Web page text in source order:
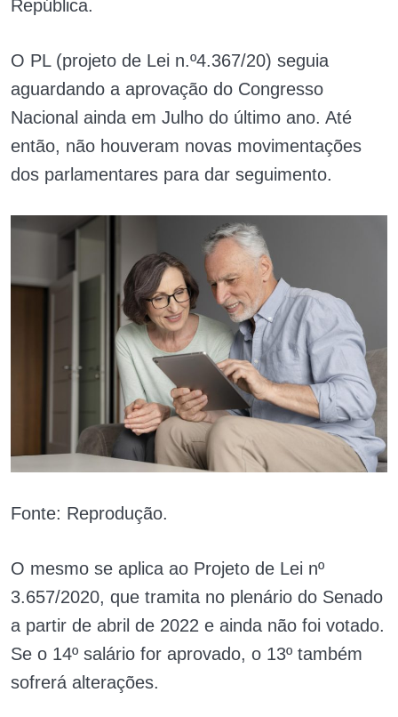
República.
O PL (projeto de Lei n.º4.367/20) seguia
aguardando a aprovação do Congresso
Nacional ainda em Julho do último ano. Até
então, não houveram novas movimentações
dos parlamentares para dar seguimento.
Fonte: Reprodução.
O mesmo se aplica ao Projeto de Lei nº
3.657/2020, que tramita no plenário do Senado
a partir de abril de 2022 e ainda não foi votado.
Se o 14º salário for aprovado, o 13º também
sofrerá alterações.